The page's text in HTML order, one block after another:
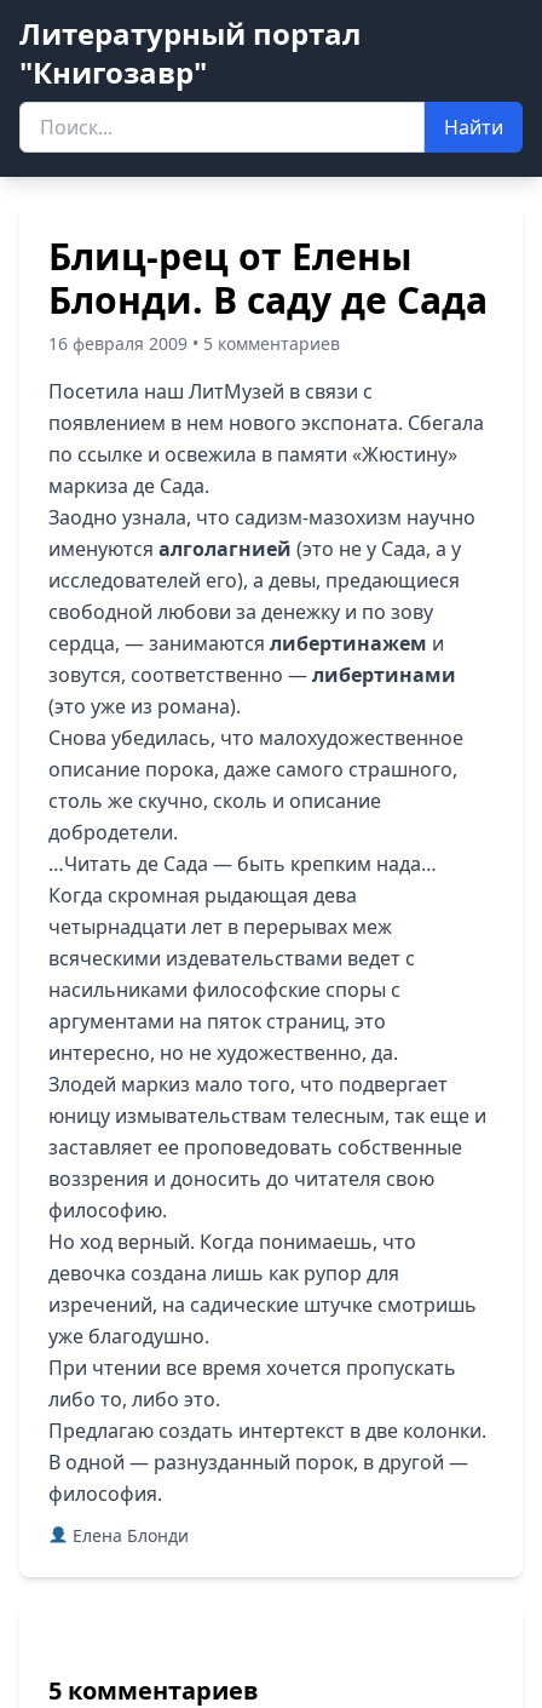
Литературный портал
"Книгозавр"
Найти
Блиц-рец от Елены
Блонди. В саду де Сада
16 февраля 2009 • 5 комментариев
Посетила наш ЛитМузей в связи с
появлением в нем нового экспоната. Сбегала
по ссылке и освежила в памяти «Жюстину»
маркиза де Сада.
Заодно узнала, что садизм-мазохизм научно
именуются алголагнией (это не у Сада, а у
исследователей его), а девы, предающиеся
свободной любови за денежку и по зову
сердца, — занимаются либертинажем и
зовутся, соответственно —либертинами
(это уже из романа).
Снова убедилась, что малохудожественное
описание порока, даже самого страшного,
столь же скучно, сколь и описание
добродетели.
…Читать де Сада — быть крепким нада…
Когда скромная рыдающая дева
четырнадцати лет в перерывах меж
всяческими издевательствами ведет с
насильниками философские споры с
аргументами на пяток страниц, это
интересно, но не художественно, да.
Злодей маркиз мало того, что подвергает
юницу измывательствам телесным, так еще и
заставляет ее проповедовать собственные
воззрения и доносить до читателя свою
философию.
Но ход верный. Когда понимаешь, что
девочка создана лишь как рупор для
изречений, на садические штучке смотришь
уже благодушно.
При чтении все время хочется пропускать
либо то, либо это.
Предлагаю создать интертекст в две колонки.
В одной — разнузданный порок, в другой —
философия.
Елена Блонди
5 комментариев